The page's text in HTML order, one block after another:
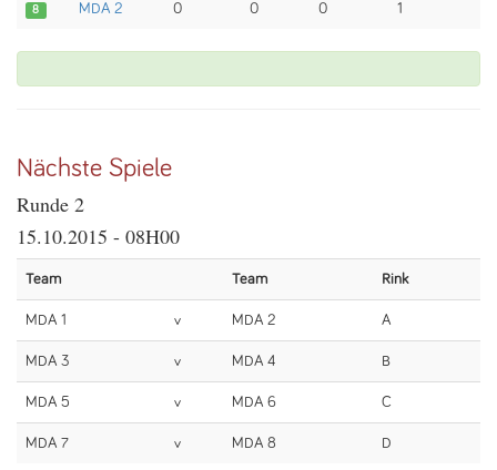
8 MDA 2 0 0 0 1
Nächste Spiele
Runde 2
15.10.2015 - 08H00
Team Team Rink
MDA 1 v MDA 2 A
MDA 3 v MDA 4 B
MDA 5 v MDA 6 C
MDA 7 v MDA 8 D